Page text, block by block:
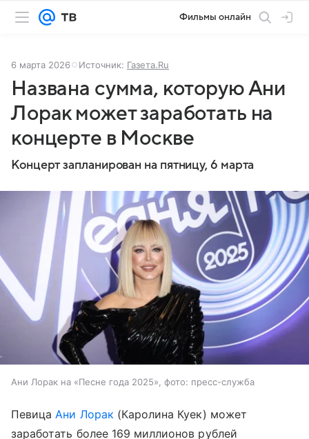
Фильмы онлайн
6 марта 2026 Источник: Газета.Ru
Названа сумма, которую Ани
Лорак может заработать на
концерте в Москве
Концерт запланирован на пятницу, 6 марта
Ани Лорак на «Песне года 2025», фото: пресс-служба
ПевицаАни Лорак (Каролина Куек) может
заработать более 169 миллионов рублей